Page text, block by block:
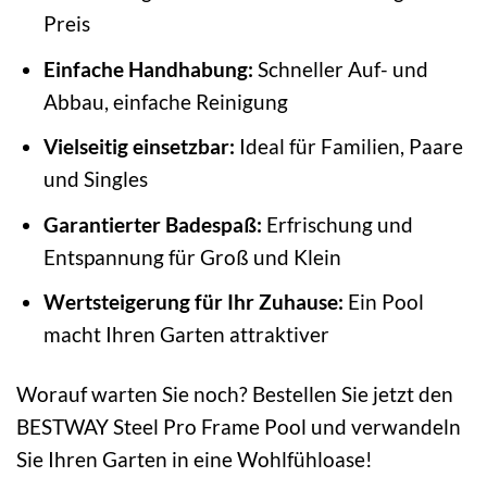
Preis
Einfache Handhabung: Schneller Auf- und
Abbau, einfache Reinigung
Vielseitig einsetzbar: Ideal für Familien, Paare
und Singles
Garantierter Badespaß: Erfrischung und
Entspannung für Groß und Klein
Wertsteigerung für Ihr Zuhause: Ein Pool
macht Ihren Garten attraktiver
Worauf warten Sie noch? Bestellen Sie jetzt den
BESTWAY Steel Pro Frame Pool und verwandeln
Sie Ihren Garten in eine Wohlfühloase!